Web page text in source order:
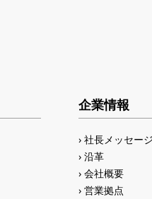
企業情報
社長メッセージ
沿革
会社概要
営業拠点